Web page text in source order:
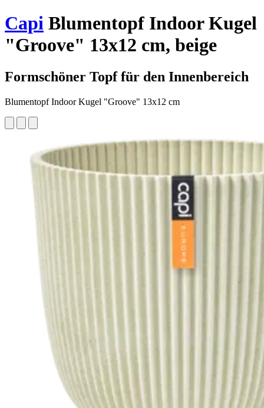
Capi Blumentopf Indoor Kugel
"Groove" 13x12 cm, beige
Formschöner Topf für den Innenbereich
Blumentopf Indoor Kugel "Groove" 13x12 cm